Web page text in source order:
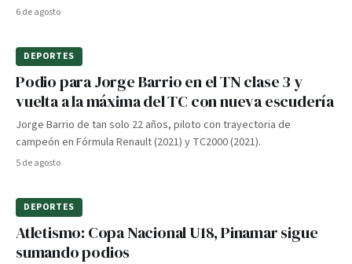
6 de agosto
DEPORTES
Podio para Jorge Barrio en el TN clase 3 y
vuelta a la máxima del TC con nueva escudería
Jorge Barrio de tan solo 22 años, piloto con trayectoria de
campeón en Fórmula Renault (2021) y TC2000 (2021).
5 de agosto
DEPORTES
Atletismo: Copa Nacional U18, Pinamar sigue
sumando podios